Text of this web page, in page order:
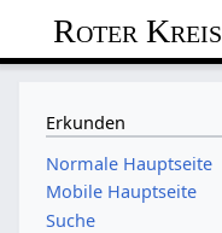
Roter Kreis
Erkunden
Normale Hauptseite
Mobile Hauptseite
Suche